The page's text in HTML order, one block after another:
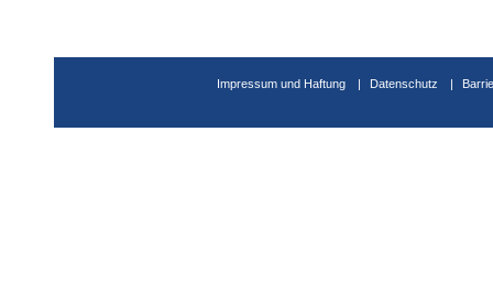
Impressum und Haftung Datenschutz